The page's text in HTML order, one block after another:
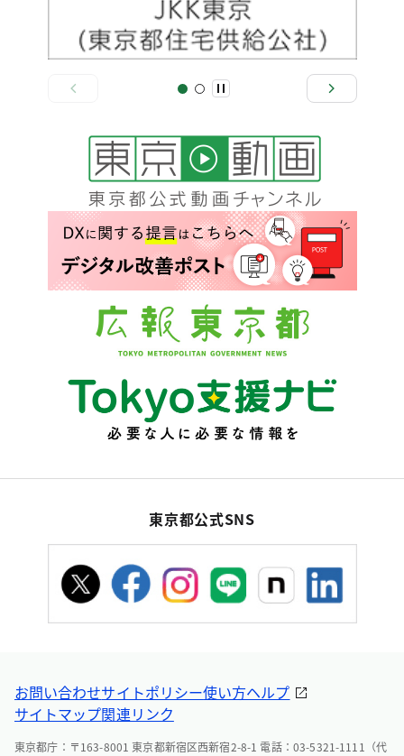
東京都公式SNS
お問い合わせサイトポリシー使い方ヘルプ
サイトマップ関連リンク
東京都庁：〒163-8001 東京都新宿区西新宿2-8-1 電話：03-5321-1111（代